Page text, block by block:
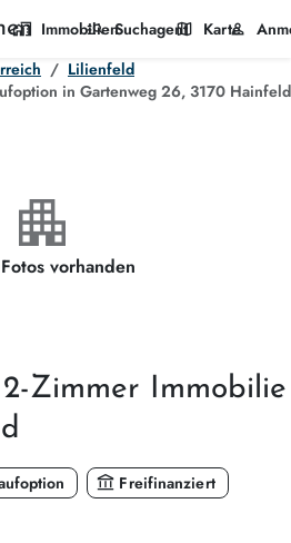
home_work Immobilien
manage_search Suchagent
map Karte
person
Lilienfeld
in Gartenweg 26, 3170 Hainfeld
apartment
vorhanden
2-Zimmer Immobilie
account_balance Freifinanziert